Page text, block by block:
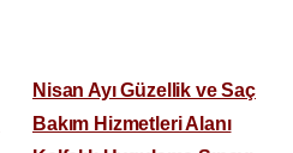
Nisan Ayı Güzellik ve Saç
Bakım Hizmetleri Alanı